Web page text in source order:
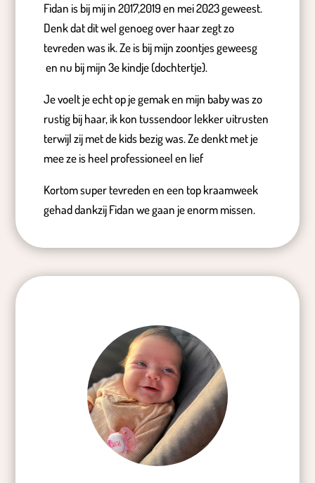
Fidan is bij mij in 2017,2019 en mei 2023 geweest.
Denk dat dit wel genoeg over haar zegt zo
tevreden was ik. Ze is bij mijn zoontjes geweesg
en nu bij mijn 3e kindje (dochtertje).
Je voelt je echt op je gemak en mijn baby was zo
rustig bij haar, ik kon tussendoor lekker uitrusten
terwijl zij met de kids bezig was. Ze denkt met je
mee ze is heel professioneel en lief
Kortom super tevreden en een top kraamweek
gehad dankzij Fidan we gaan je enorm missen.